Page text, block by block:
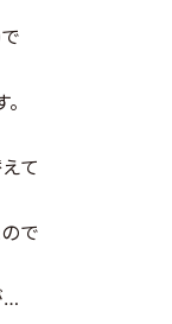
て
で
…